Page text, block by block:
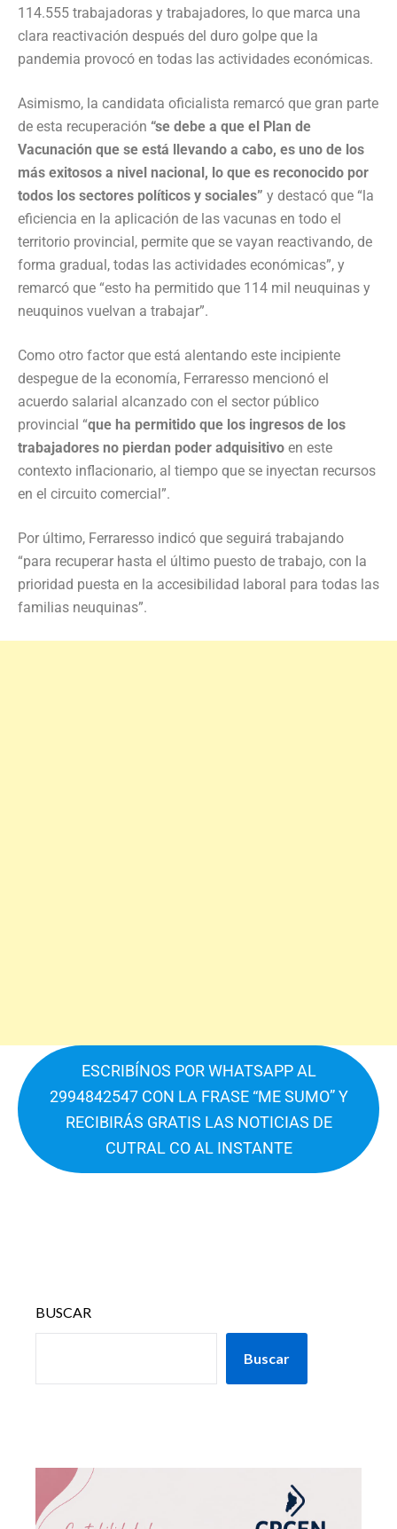
114.555 trabajadoras y trabajadores, lo que marca una
clara reactivación después del duro golpe que la
pandemia provocó en todas las actividades económicas.
Asimismo, la candidata oficialista remarcó que gran parte
de esta recuperación “se debe a que el Plan de
Vacunación que se está llevando a cabo, es uno de los
más exitosos a nivel nacional, lo que es reconocido por
todos los sectores políticos y sociales” y destacó que “la
eficiencia en la aplicación de las vacunas en todo el
territorio provincial, permite que se vayan reactivando, de
forma gradual, todas las actividades económicas”, y
remarcó que “esto ha permitido que 114 mil neuquinas y
neuquinos vuelvan a trabajar”.
Como otro factor que está alentando este incipiente
despegue de la economía, Ferraresso mencionó el
acuerdo salarial alcanzado con el sector público
provincial “que ha permitido que los ingresos de los
trabajadores no pierdan poder adquisitivo en este
contexto inflacionario, al tiempo que se inyectan recursos
en el circuito comercial”.
Por último, Ferraresso indicó que seguirá trabajando
“para recuperar hasta el último puesto de trabajo, con la
prioridad puesta en la accesibilidad laboral para todas las
familias neuquinas”.
ESCRIBÍNOS POR WHATSAPP AL
2994842547 CON LA FRASE “ME SUMO” Y
RECIBIRÁS GRATIS LAS NOTICIAS DE
CUTRAL CO AL INSTANTE
BUSCAR
Buscar